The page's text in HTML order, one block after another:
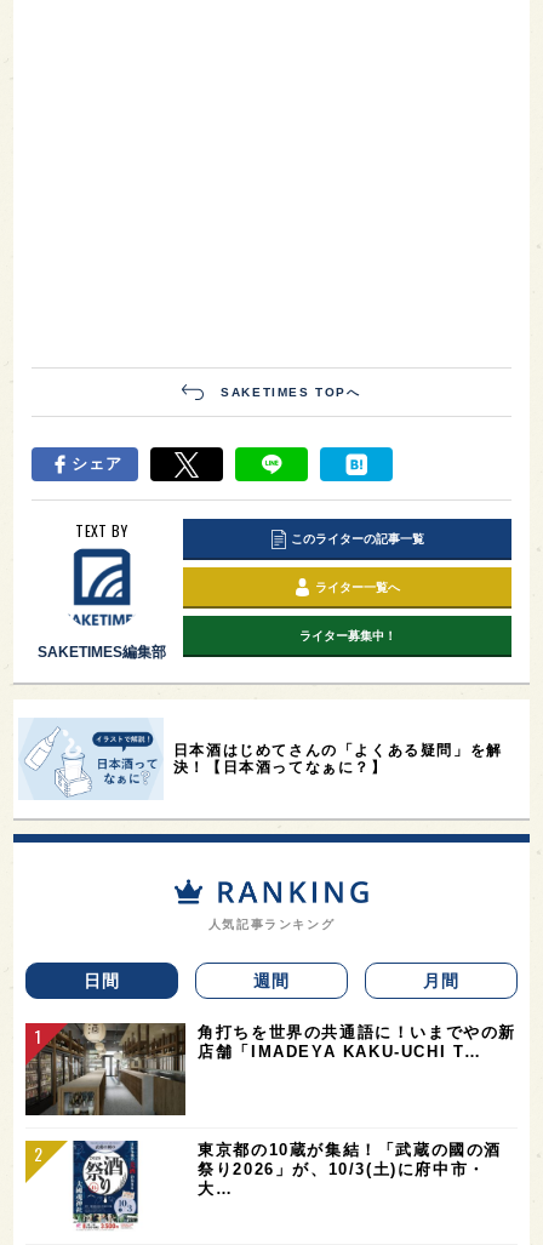
SAKETIMES TOPへ
シェア
TEXT BY
SAKETIMES編集部
このライターの記事一覧
ライター一覧へ
ライター募集中！
日本酒はじめてさんの「よくある疑問」を解
決！【日本酒ってなぁに？】
人気記事ランキング
日間 週間 月間
角打ちを世界の共通語に！いまでやの新
店舗「IMADEYA KAKU-UCHI T…
東京都の10蔵が集結！「武蔵の國の酒
祭り2026」が、10/3(土)に府中市・
大…